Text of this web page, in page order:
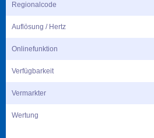
Regionalcode
Auflösung / Hertz
Onlinefunktion
Verfügbarkeit
Vermarkter
Wertung